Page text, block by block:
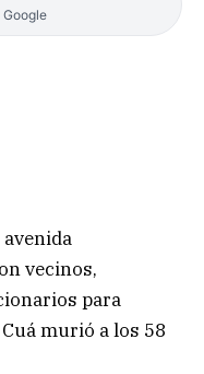
Google
vecinos,
para
murió a los 58